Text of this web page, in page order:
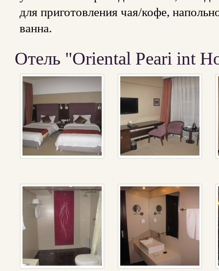
для приготовления чая/кофе,
ванна.
Отель "Oriental Peari int